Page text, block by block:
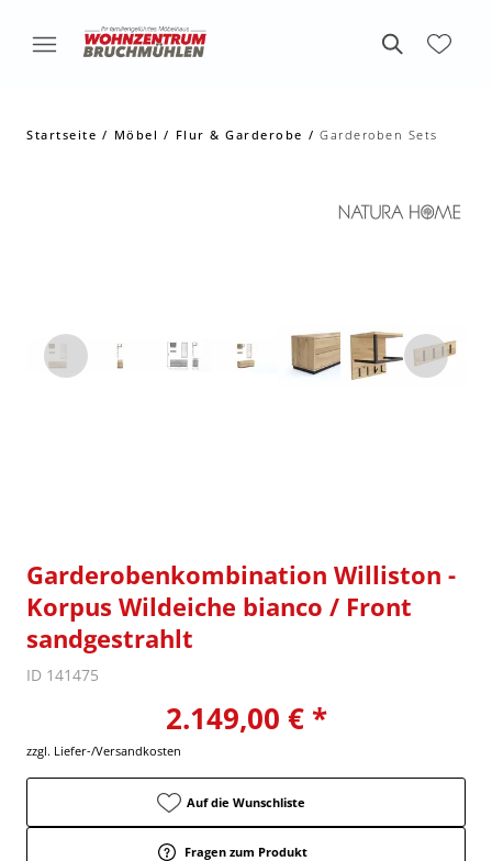
Startseite Möbel Flur & Garderobe Garderoben Sets
Garderobenkombination Williston -
Korpus Wildeiche bianco / Front
sandgestrahlt
ID 141475
2.149,00 € *
zzgl. Liefer-/Versandkosten
Auf die Wunschliste
Fragen zum Produkt